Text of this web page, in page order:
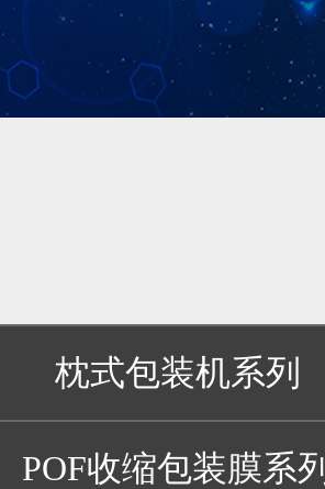
枕式包装机系列
POF收缩包装膜系列